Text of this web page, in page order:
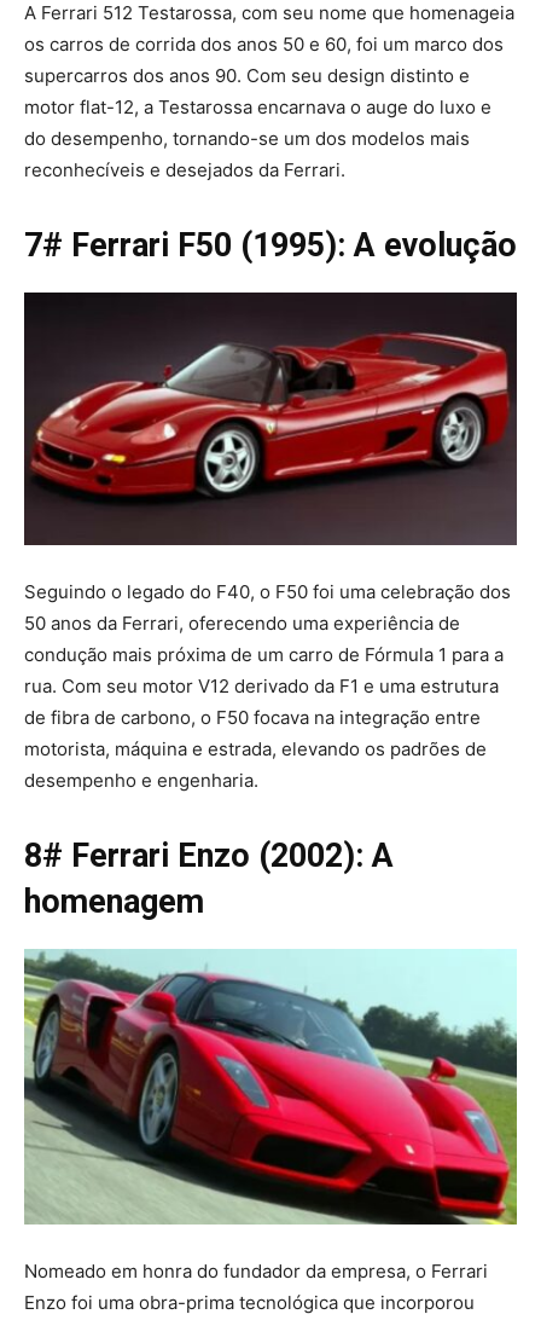
A Ferrari 512 Testarossa, com seu nome que homenageia
os carros de corrida dos anos 50 e 60, foi um marco dos
supercarros dos anos 90. Com seu design distinto e
motor flat-12, a Testarossa encarnava o auge do luxo e
do desempenho, tornando-se um dos modelos mais
reconhecíveis e desejados da Ferrari.
7# Ferrari F50 (1995): A evolução
Seguindo o legado do F40, o F50 foi uma celebração dos
50 anos da Ferrari, oferecendo uma experiência de
condução mais próxima de um carro de Fórmula 1 para a
rua. Com seu motor V12 derivado da F1 e uma estrutura
de fibra de carbono, o F50 focava na integração entre
motorista, máquina e estrada, elevando os padrões de
desempenho e engenharia.
8# Ferrari Enzo (2002): A
homenagem
Nomeado em honra do fundador da empresa, o Ferrari
Enzo foi uma obra-prima tecnológica que incorporou